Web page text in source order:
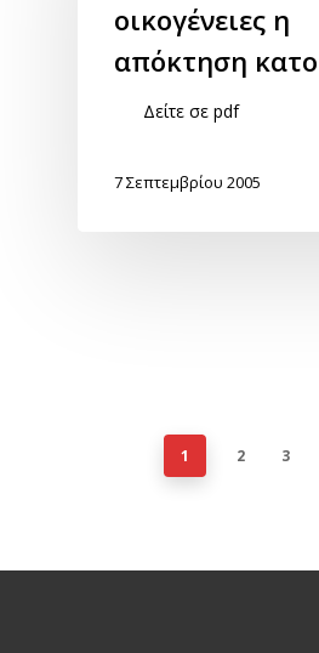
οικογένειες η
απόκτηση
Δείτε σε pdf
7 Σεπτεμβρίου 2005
1 2 3